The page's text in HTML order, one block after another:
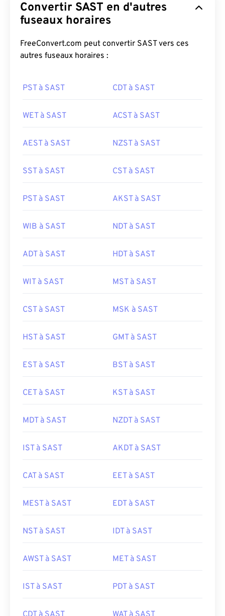
Convertir SAST en d'autres
fuseaux horaires
FreeConvert.com peut convertir SAST vers ces
autres fuseaux horaires :
PST à SAST CDT à SAST
WET à SAST ACST à SAST
AEST à SAST NZST à SAST
SST à SAST CST à SAST
PST à SAST AKST à SAST
WIB à SAST NDT à SAST
ADT à SAST HDT à SAST
WIT à SAST MST à SAST
CST à SAST MSK à SAST
HST à SAST GMT à SAST
EST à SAST BST à SAST
CET à SAST KST à SAST
MDT à SAST NZDT à SAST
IST à SAST AKDT à SAST
CAT à SAST EET à SAST
MEST à SAST EDT à SAST
NST à SAST IDT à SAST
AWST à SAST MET à SAST
IST à SAST PDT à SAST